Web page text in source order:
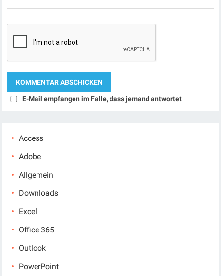
E-Mail empfangen im Falle, dass jemand antwortet
Access
Adobe
Allgemein
Downloads
Excel
Office 365
Outlook
PowerPoint